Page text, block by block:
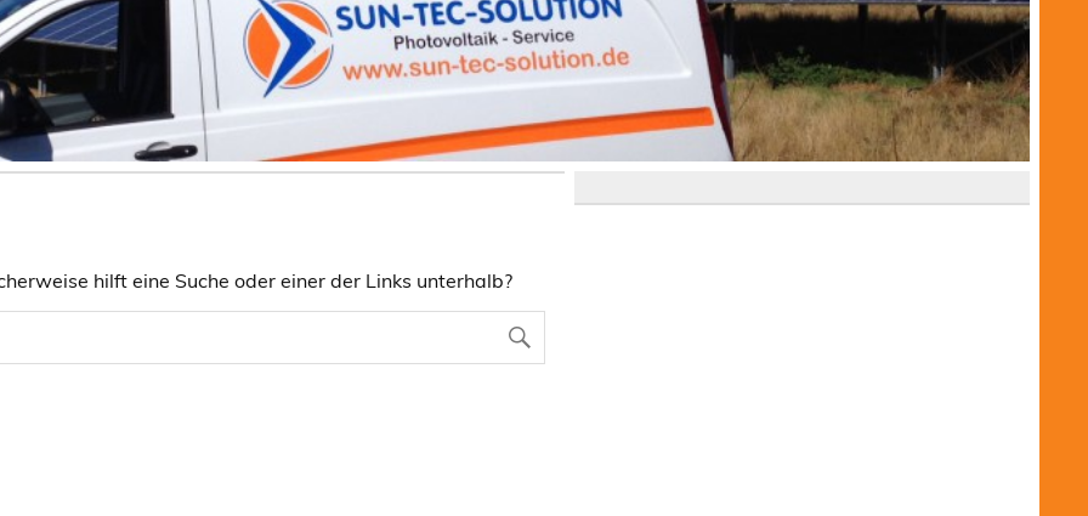
hilft eine Suche oder einer der Links unterhalb?